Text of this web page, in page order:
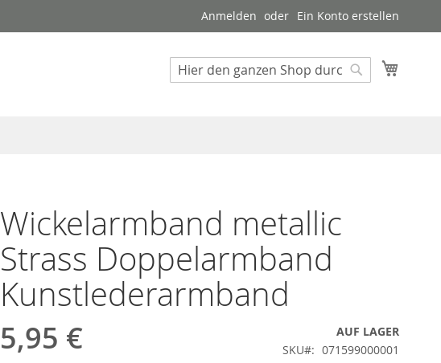
Anmelden Ein Konto erstellen
Suche
Wickelarmband metallic
Strass Doppelarmband
Kunstlederarmband
5,95 €
AUF LAGER
SKU
071599000001